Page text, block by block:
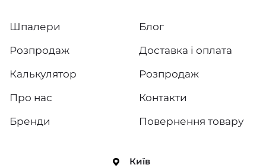
Київ
Шпалери
Розпродаж
Калькулятор
Про нас
Бренди
Блог
Доставка і оплата
Розпродаж
Контакти
Повернення товару